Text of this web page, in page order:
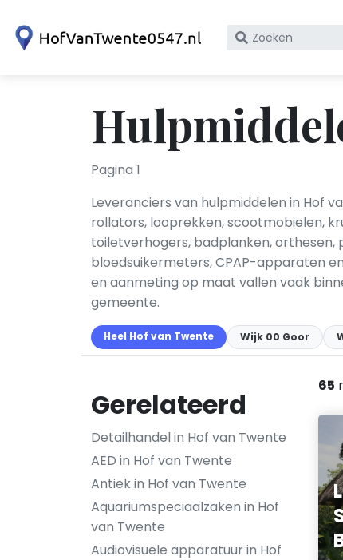
Zoek
KvK
nummer
Pagina 1
Leveranciers van hulpmiddelen in Hof
rollators, looprekken, scootmobielen,
toiletverhogers, badplanken,
bloedsuikermeters, CPAP-apparaten
en aanmeting op maat vallen vaak
gemeente.
Heel Hof van Twente Wijk 00 Goor
Gerelateerd
Detailhandel in Hof van Twente
AED in Hof van Twente
Antiek in Hof van Twente
Aquariumspeciaalzaken in Hof
van Twente
Audiovisuele apparatuur in Hof
65